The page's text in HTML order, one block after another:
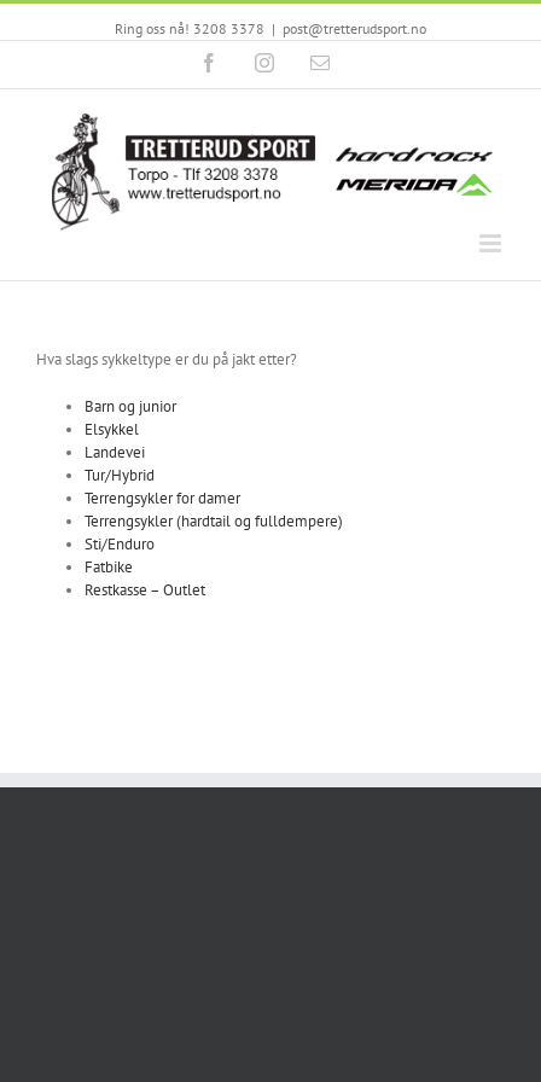
Ring oss nå! 3208 3378 | post@tretterudsport.no
FacebookInstagramEmail
Hva slags sykkeltype er du på jakt etter?
Barn og junior
Elsykkel
Landevei
Tur/Hybrid
Terrengsykler for damer
Terrengsykler (hardtail og fulldempere)
Sti/Enduro
Fatbike
Restkasse – Outlet